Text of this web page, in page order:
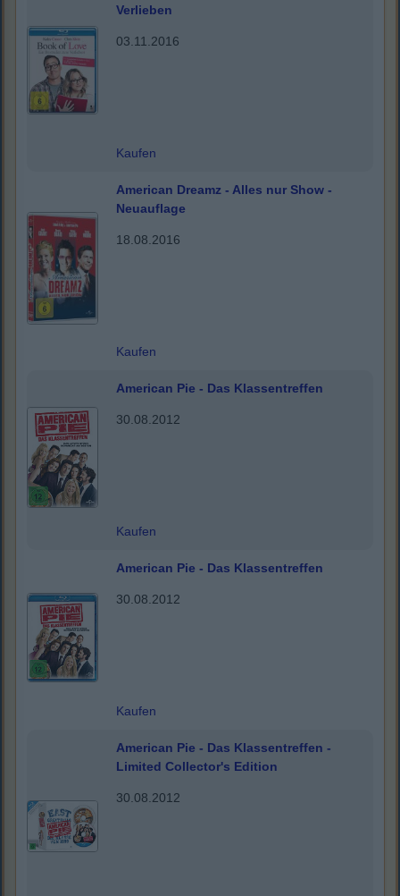
Verlieben
03.11.2016
Kaufen
American Dreamz - Alles nur Show -
Neuauflage
18.08.2016
Kaufen
American Pie - Das Klassentreffen
30.08.2012
Kaufen
American Pie - Das Klassentreffen
30.08.2012
Kaufen
American Pie - Das Klassentreffen -
Limited Collector's Edition
30.08.2012